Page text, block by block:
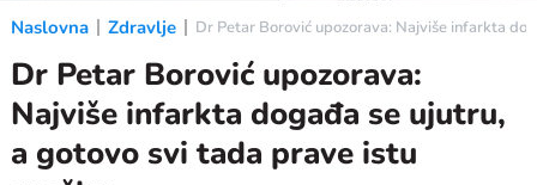
Naslovna Zdravlje Dr Petar Borović upozorava: Najviše infarkta
Dr Petar Borović upozorava:
Najviše infarkta događa se ujutru,
a gotovo svi tada prave istu